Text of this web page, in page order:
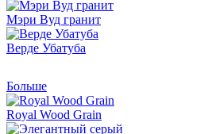
Мэри Вуд гранит
Верде Убатуба
Больше
Royal Wood Grain